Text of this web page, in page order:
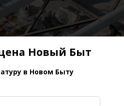
Новый Быт
в Новом Быту